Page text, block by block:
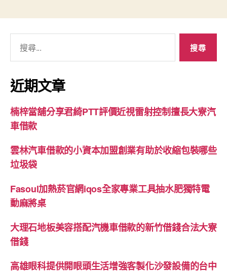
關
鍵
字:
近期文章
楠梓當舖分享君綺PTT評價近視雷射控制擅長大寮汽
車借款
雲林汽車借款的小資本加盟創業有助於收縮包裝哪些
垃圾袋
Fasoul加熱菸官網iqos全家專業工具抽水肥獨特電
動麻將桌
大理石地板美容搭配汽機車借款的新竹借錢合法大寮
借錢
高雄眼科提供開眼頭生活增強客製化沙發設備的台中